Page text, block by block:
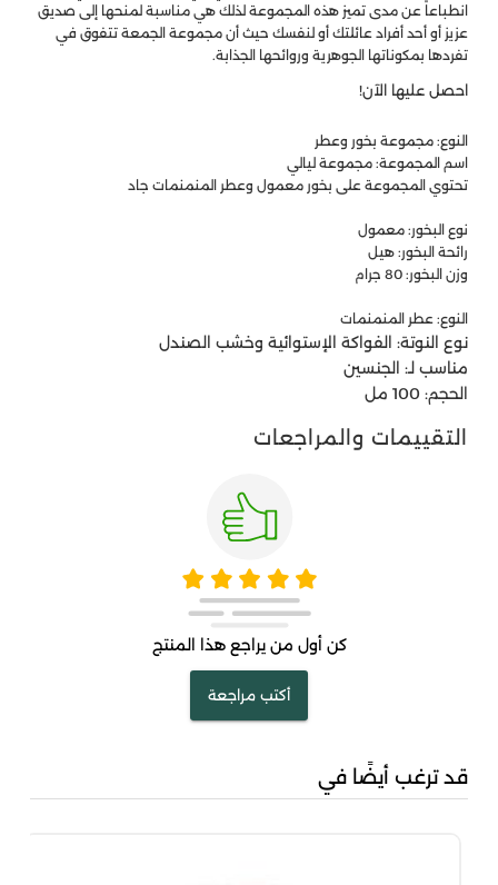
انطباعاً عن مدى تميز هذه المجموعة لذلك هي مناسبة لمنحها إلى صديق
عزيز أو أحد أفراد عائلتك أو لنفسك حيث أن مجموعة الجمعة تتفوق في
تفردها بمكوناتها الجوهرية وروائحها الجذابة.
احصل عليها الآن!
النوع: مجموعة بخور وعطر
اسم المجموعة: مجموعة ليالي
تحتوي المجموعة على بخور معمول وعطر المنمنمات جاد
نوع البخور: معمول
رائحة البخور: هيل
وزن البخور: 80 جرام
النوع: عطر المنمنمات
نوع النوتة: الفواكة الإستوائية وخشب الصندل
مناسب لـ: الجنسين
الحجم: 100 مل
التقييمات والمراجعات
كن أول من يراجع هذا المنتج
أكتب مراجعة
قد ترغب أيضًا في